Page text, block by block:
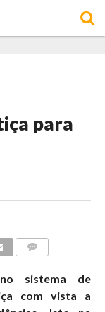
para
sistema de
com vista a